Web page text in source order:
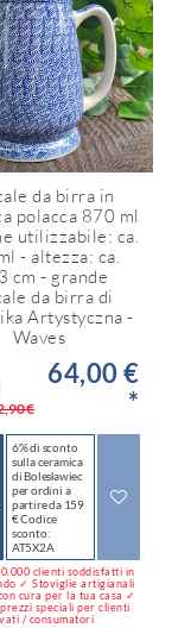
da birra in
polacca 870 ml
utilizzabile: ca.
- altezza: ca.
cm - grande
da birra di
Artystyczna -
Waves
€
64,00 €
*
6% di sconto
sulla ceramica
di Bolesławiec
per ordini a
partire da 159
€ Codice
sconto:
AT5X2A
clienti soddisfatti in
✓ Stoviglie artigianali
cura per la tua casa ✓
speciali per clienti
/ consumatori